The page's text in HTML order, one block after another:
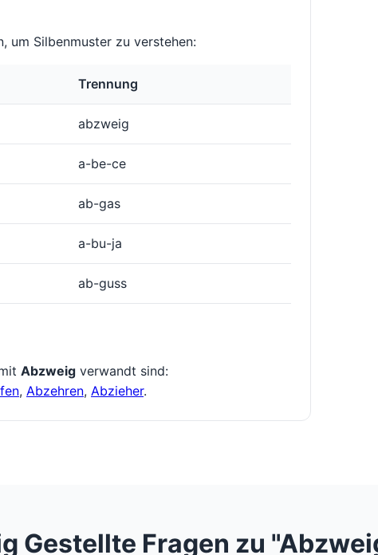
um Silbenmuster zu verstehen:
Trennung
abzweig
a-be-ce
ab-gas
a-bu-ja
ab-guss
Abzweig verwandt sind:
, Abzehren, Abzieher.
Gestellte Fragen zu